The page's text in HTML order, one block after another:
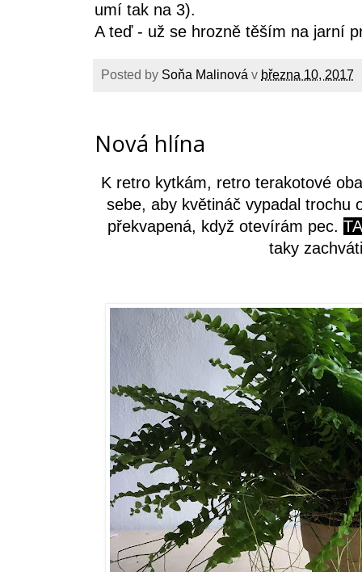
umí tak na 3).
A teď - už se hrozně těším na jarní
Posted by Soňa Malinová v března 10, 2017
Nová hlína
K retro kytkám, retro terakotové
sebe, aby květináč vypadal trochu
překvapená, když otevírám pec.
taky